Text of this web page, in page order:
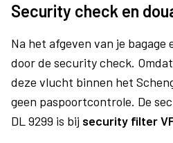
Security check en
Na het afgeven van je bagage
door de security check.
deze vlucht binnen het
geen paspoortcontrole. De
DL 9299 is bij security filter